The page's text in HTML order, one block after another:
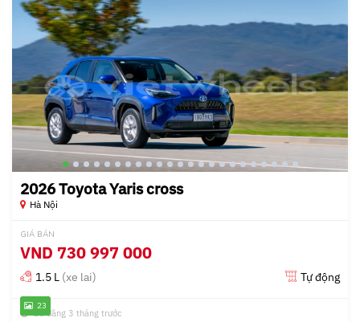
23
2026 Toyota Yaris cross
Hà Nội
GIÁ BÁN
VND 730 997 000
1.5 L (xe lai) Tự động
Đã đăng 3 tháng trước